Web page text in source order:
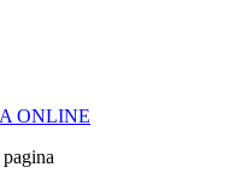
ONLINE